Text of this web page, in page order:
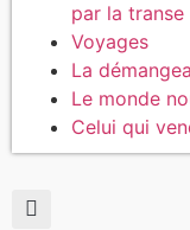
par la transe
Voyages
La
Le monde
Celui qui